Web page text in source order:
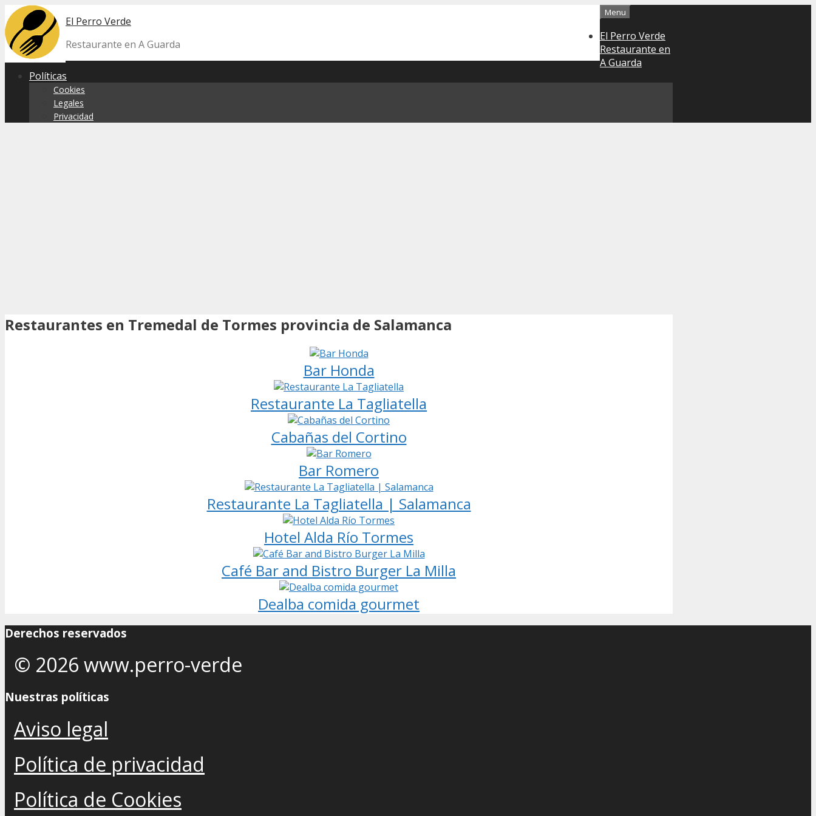
Skip
to
content
El Perro Verde
Restaurante en A Guarda
Menu
El Perro Verde
Restaurante en
A Guarda
Políticas
Cookies
Legales
Privacidad
Restaurantes en Tremedal de Tormes provincia de Salamanca
Bar Honda
Restaurante La Tagliatella
Cabañas del Cortino
Bar Romero
Restaurante La Tagliatella | Salamanca
Hotel Alda Río Tormes
Café Bar and Bistro Burger La Milla
Dealba comida gourmet
Derechos reservados
© 2026 www.perro-verde
Nuestras políticas
Aviso legal
Política de privacidad
Política de Cookies